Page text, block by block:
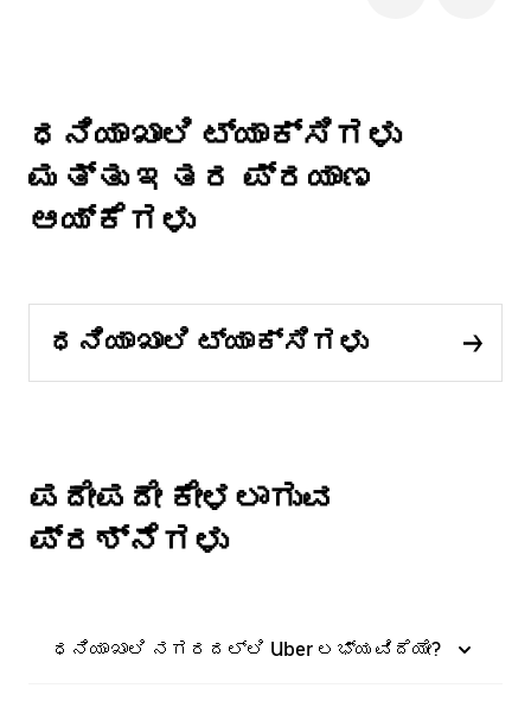
ಧನಿಯಾಖಾಲಿ ಟ್ಯಾಕ್ಸಿಗಳು
ಮತ್ತು ಇತರ ಪ್ರಯಾಣ
ಆಯ್ಕೆಗಳು
ಧನಿಯಾಖಾಲಿ ಟ್ಯಾಕ್ಸಿಗಳು
ಪದೇಪದೇ ಕೇಳಲಾಗುವ
ಪ್ರಶ್ನೆಗಳು
ಧನಿಯಾಖಾಲಿ ನಗರದಲ್ಲಿ Uber ಲಭ್ಯವಿದೆಯೇ?